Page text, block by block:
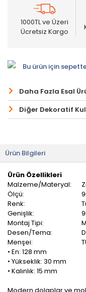
1000TL ve Üzeri
Ücretsiz Kargo
Bu ürün için
Daha Fazla Esal
Diğer Dekoratif
Ürün Bilgileri
Ürün Özellikleri
Malzeme/Materyal:
Ölçü:
Renk:
Genişlik:
Montaj Tipi:
Desen/Tema:
Menşei:
• En: 128 mm
• Yükseklik: 30 mm
• Kalınlık: 15 mm
Modern dolaplar ve